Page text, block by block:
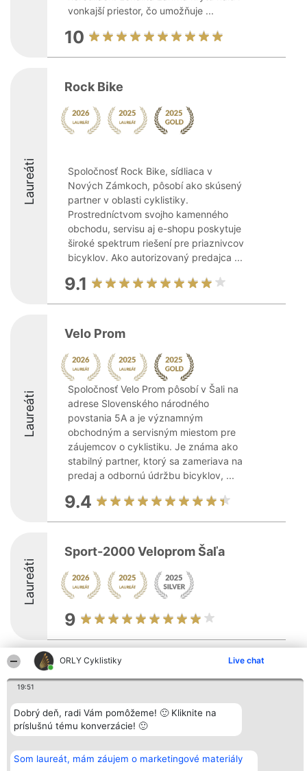
ORLY Cyklistiky Live chat
19:51
Dobrý deň, radi Vám pomôžeme! 🙂 Kliknite na
príslušnú tému konverzácie! 🙂
Som laureát, mám záujem o marketingové materiály
vonkajší priestor, čo umožňuje ...
10
Laureáti
Rock Bike
Spoločnosť Rock Bike, sídliaca v
Nových Zámkoch, pôsobí ako skúsený
partner v oblasti cyklistiky.
Prostredníctvom svojho kamenného
obchodu, servisu aj e-shopu poskytuje
široké spektrum riešení pre priaznivcov
bicyklov. Ako autorizovaný predajca ...
9.1
Laureáti
Velo Prom
Spoločnosť Velo Prom pôsobí v Šali na
adrese Slovenského národného
povstania 5A a je významným
obchodným a servisným miestom pre
záujemcov o cyklistiku. Je známa ako
stabilný partner, ktorý sa zameriava na
predaj a odbornú údržbu bicyklov, ...
9.4
Laureáti
Sport-2000 Veloprom Šaľa
9
Organizátor hodnotenia
Bright Side Solutions sp. z o.
o. sp. k.
Wrocław 50-079
KRS 0000749100 | Regon
381313360 | NIP 8943132676
+48 508 492 400
Laureáti
Laureatów
Podmienky
Obchodné
podmienky
Zásady
ochrany
Kontakt